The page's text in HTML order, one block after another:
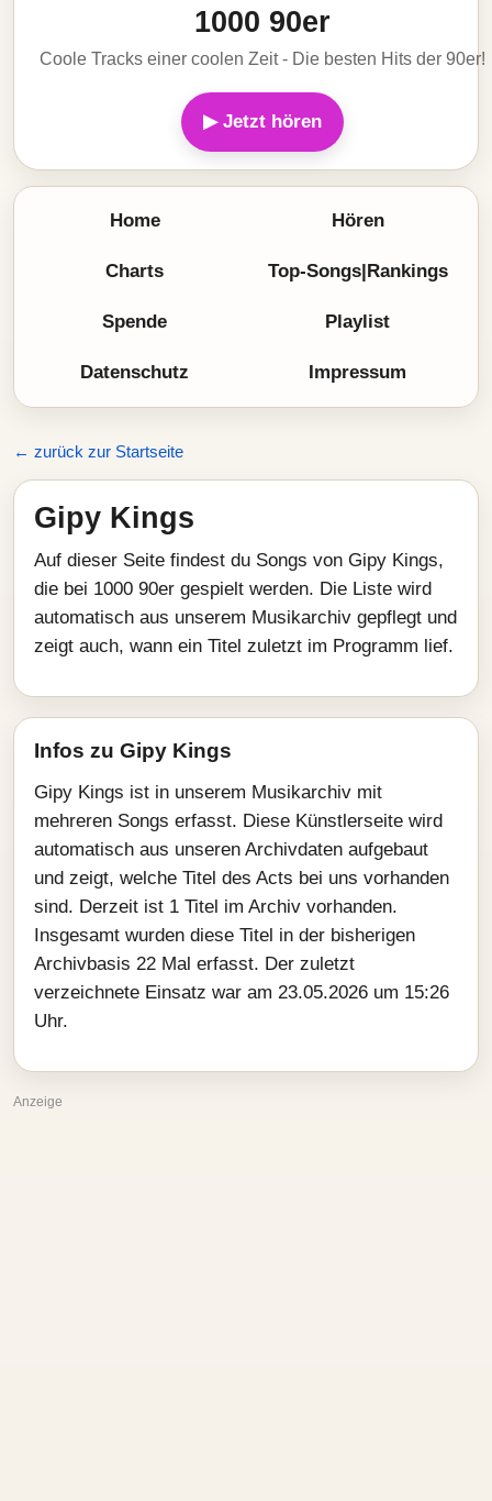
1000 90er
Coole Tracks einer coolen Zeit - Die besten Hits der 90er!
▶ Jetzt hören
Home Hören
Charts Top-Songs|Rankings
Spende Playlist
Datenschutz Impressum
← zurück zur Startseite
Gipy Kings
Auf dieser Seite findest du Songs von Gipy Kings,
die bei 1000 90er gespielt werden. Die Liste wird
automatisch aus unserem Musikarchiv gepflegt und
zeigt auch, wann ein Titel zuletzt im Programm lief.
Infos zu Gipy Kings
Gipy Kings ist in unserem Musikarchiv mit
mehreren Songs erfasst. Diese Künstlerseite wird
automatisch aus unseren Archivdaten aufgebaut
und zeigt, welche Titel des Acts bei uns vorhanden
sind. Derzeit ist 1 Titel im Archiv vorhanden.
Insgesamt wurden diese Titel in der bisherigen
Archivbasis 22 Mal erfasst. Der zuletzt
verzeichnete Einsatz war am 23.05.2026 um 15:26
Uhr.
Anzeige